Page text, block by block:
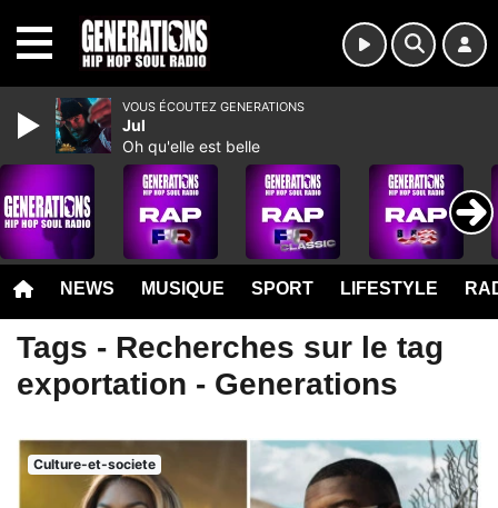
NEWS MUSIQUE SPORT LIFESTYLE
Tags - Recherches sur le tag
exportation - Generations
Culture-et-societe
VOUS ÉCOUTEZ GENERATIONS
Jul
Oh qu'elle est belle